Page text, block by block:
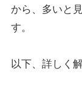
から、多いと
す。
以下、詳しく